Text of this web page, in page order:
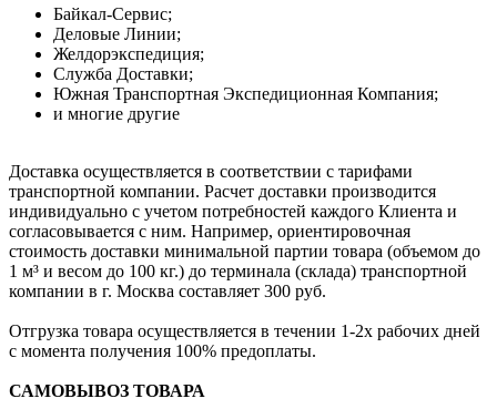
Байкал-Сервис;
Деловые Линии;
Желдорэкспедиция;
Служба Доставки;
Южная Транспортная Экспедиционная Компания;
и многие другие
Доставка осуществляется в соответствии с тарифами
транспортной компании. Расчет доставки производится
индивидуально с учетом потребностей каждого Клиента и
согласовывается с ним. Например, ориентировочная
стоимость доставки минимальной партии товара (объемом до
1 м³ и весом до 100 кг.) до терминала (склада) транспортной
компании в г. Москва составляет 300 руб.
Отгрузка товара осуществляется в течении 1-2х рабочих дней
с момента получения 100% предоплаты.
САМОВЫВОЗ ТОВАРА